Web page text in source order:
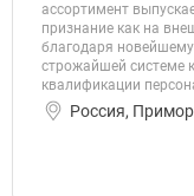
ассортимент
признание как на
благодаря
строжайшей системе
квалификации
Россия,